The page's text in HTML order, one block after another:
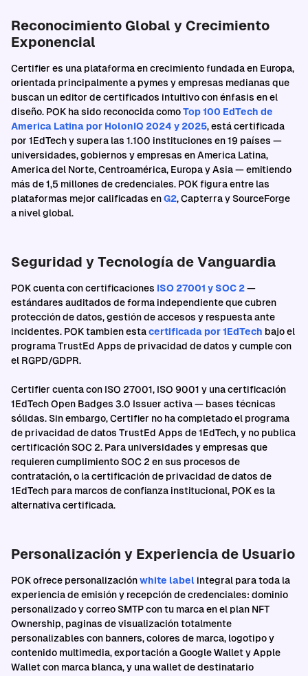
Reconocimiento Global y Crecimiento
Exponencial
Certifier es una plataforma en crecimiento fundada en Europa,
orientada principalmente a pymes y empresas medianas que
buscan un editor de certificados intuitivo con énfasis en el
diseño. POK ha sido reconocida comoTop 100 EdTech de
America Latina por HolonIQ 2024 y 2025, está certificada
por 1EdTech y supera las 1.100 instituciones en 19 países —
universidades, gobiernos y empresas en America Latina,
America del Norte, Centroamérica, Europa y Asia — emitiendo
más de 1,5 millones de credenciales. POK figura entre las
plataformas mejor calificadas enG2, Capterra y SourceForge
a nivel global.
Seguridad y Tecnología de Vanguardia
POK cuenta con certificaciones ISO 27001 y SOC 2—
estándares auditados de forma independiente que cubren
protección de datos, gestión de accesos y respuesta ante
incidentes. POK tambien estacertificada por 1EdTech bajo el
programa TrustEd Apps de privacidad de datos y cumple con
el RGPD/GDPR.
Certifier cuenta con ISO 27001, ISO 9001 y una certificación
1EdTech Open Badges 3.0 Issuer activa — bases técnicas
sólidas. Sin embargo, Certifier no ha completado el programa
de privacidad de datos TrustEd Apps de 1EdTech, y no publica
certificación SOC 2. Para universidades y empresas que
requieren cumplimiento SOC 2 en sus procesos de
contratación, o la certificación de privacidad de datos de
1EdTech para marcos de confianza institucional, POK es la
alternativa certificada.
Personalización y Experiencia de Usuario
POK ofrece personalizaciónwhite label integral para toda la
experiencia de emisión y recepción de credenciales: dominio
personalizado y correo SMTP con tu marca en el plan NFT
Ownership, paginas de visualización totalmente
personalizables con banners, colores de marca, logotipo y
contenido multimedia, exportación a Google Wallet y Apple
Wallet con marca blanca, y una wallet de destinatario